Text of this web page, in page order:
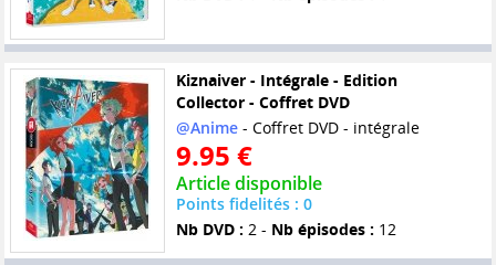
Kiznaiver - Intégrale - Edition
Collector - Coffret DVD
@Anime- Coffret DVD - intégrale
9.95 €
Article disponible
Points fidelités : 0
Nb DVD : 2 - Nb épisodes : 12